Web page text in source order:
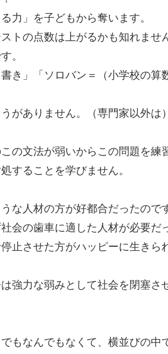
力」を子どもから奪います。
トの点数は上がるかも知れませ
。
き」「ソロバン＝（小学校の算
がありません。（専門家以外は）
の文法が弱いからこの問題を
することを学びません。
な人材の方が好都合だったので
会の歯車に適した人材が必要だ
止させた方がハッピーに生きら
強力な弱みとして社会を閉塞さ
もなんでもなくて、横並びの中